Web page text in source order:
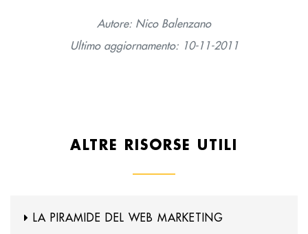
Autore: Nico Balenzano
Ultimo aggiornamento: 10-11-2011
ALTRE RISORSE UTILI
LA PIRAMIDE DEL WEB MARKETING